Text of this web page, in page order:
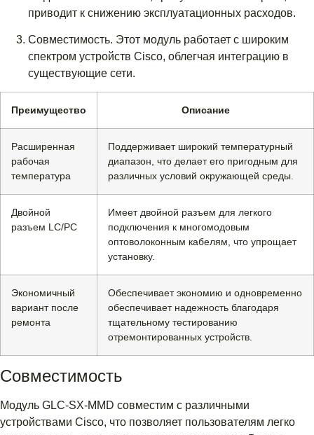
приводит к снижению эксплуатационных расходов.
Совместимость. Этот модуль работает с широким
спектром устройств Cisco, облегчая интеграцию в
существующие сети.
Преимущество Описание
Расширенная
рабочая
температура
Поддерживает широкий температурный
диапазон, что делает его пригодным для
различных условий окружающей среды.
Двойной
разъем LC/PC
Имеет двойной разъем для легкого
подключения к многомодовым
оптоволоконным кабелям, что упрощает
установку.
Экономичный
вариант после
ремонта
Обеспечивает экономию и одновременно
обеспечивает надежность благодаря
тщательному тестированию
отремонтированных устройств.
Совместимость
Модуль GLC-SX-MMD совместим с различными
устройствами Cisco, что позволяет пользователям легко